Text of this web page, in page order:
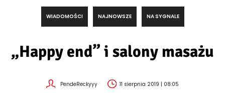
WIADOMOŚCI NAJNOWSZE NA SYGNALE
„Happy end” i salony masażu
PendeReckyyy 11 sierpnia 2019 | 08:05